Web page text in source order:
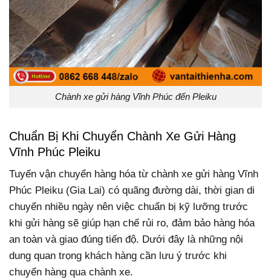
Chành xe gửi hàng Vĩnh Phúc đến Pleiku
Chuẩn Bị Khi Chuyển Chành Xe Gửi Hàng
Vĩnh Phúc Pleiku
Tuyến vận chuyển hàng hóa từ chành xe gửi hàng Vĩnh
Phúc Pleiku (Gia Lai) có quãng đường dài, thời gian di
chuyển nhiều ngày nên việc chuẩn bị kỹ lưỡng trước
khi gửi hàng sẽ giúp hạn chế rủi ro, đảm bảo hàng hóa
an toàn và giao đúng tiến độ. Dưới đây là những nội
dung quan trọng khách hàng cần lưu ý trước khi
chuyển hàng qua chành xe.